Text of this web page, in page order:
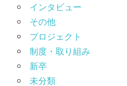
インタビュー
その他
プロジェクト
制度・取り組み
新卒
未分類